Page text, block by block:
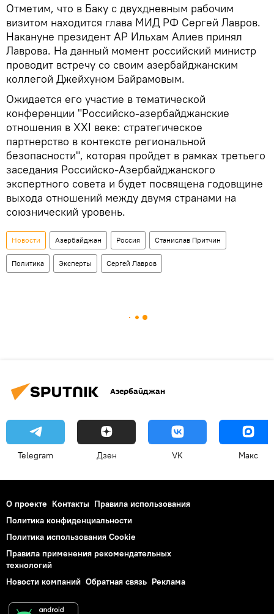
Отметим, что в Баку с двухдневным рабочим
визитом находится глава МИД РФ Сергей Лавров.
Накануне президент АР Ильхам Алиев принял
Лаврова. На данный момент российский министр
проводит встречу со своим азербайджанским
коллегой Джейхуном Байрамовым.
Ожидается его участие в тематической
конференции "Российско-азербайджанские
отношения в XXI веке: стратегическое
партнерство в контексте региональной
безопасности", которая пройдет в рамках третьего
заседания Российско-Азербайджанского
экспертного совета и будет посвящена годовщине
выхода отношений между двумя странами на
союзнический уровень.
Новости Азербайджан Россия Станислав Притчин
Политика Эксперты Сергей Лавров
Азербайджан
Telegram Дзен VK Макс
О проекте Контакты Правила использования
Политика конфиденциальности
Политика использования Cookie
Правила применения рекомендательных
технологий
Новости компаний Обратная связь Реклама